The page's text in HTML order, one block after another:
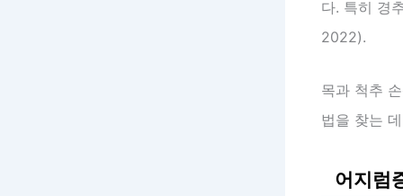
다. 특히 경
2022).
목과 척추
법을 찾는
어지럼